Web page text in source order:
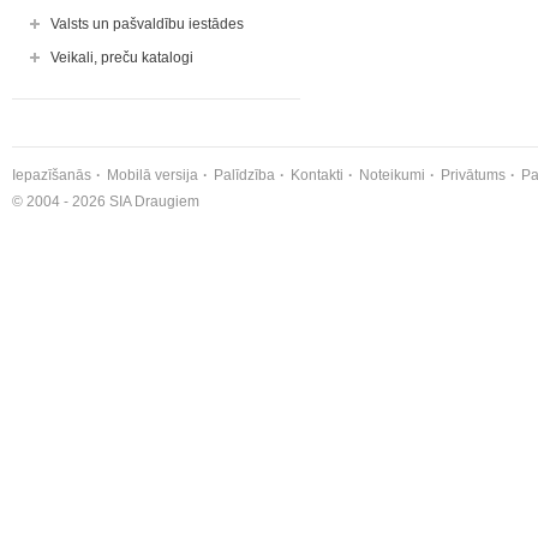
Valsts un pašvaldību iestādes
Veikali, preču katalogi
Iepazīšanās Mobilā versija Palīdzība Kontakti Noteikumi Privātums
© 2004 - 2026 SIA Draugiem